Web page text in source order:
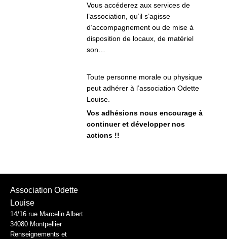
Vous accéderez aux services de
l’association, qu’il s’agisse
d’accompagnement ou de mise à
disposition de locaux, de matériel
son…
Toute personne morale ou physique
peut adhérer à l’association Odette
Louise.
Vos adhésions nous encourage à
continuer et développer nos
actions !!
Association Odette
Louise
14/16 rue Marcelin Albert
34080 Montpellier
Renseignements et